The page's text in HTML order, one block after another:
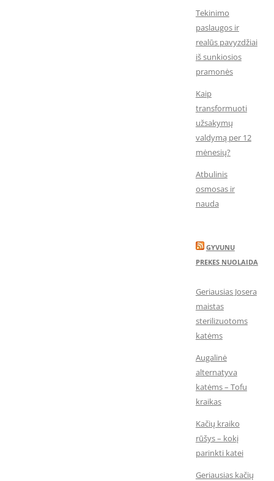
Tekinimo
paslaugos ir
realūs pavyzdžiai
iš sunkiosios
pramonės
Kaip
transformuoti
užsakymų
valdymą per 12
mėnesių?
Atbulinis
osmosas ir
nauda
GYVUNU
PREKES NUOLAIDA
Geriausias Josera
maistas
sterilizuotoms
katėms
Augalinė
alternatyva
katėms – Tofu
kraikas
Kačių kraiko
rūšys – kokį
parinkti katei
Geriausias kačių